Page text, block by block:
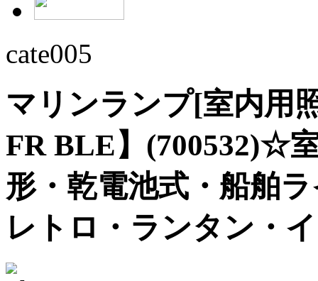
cate005
マリンランプ[室内用
FR BLE】(700532)☆
形・乾電池式・船舶
レトロ・ランタン・